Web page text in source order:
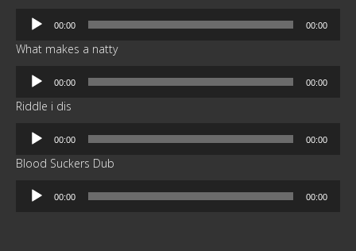
Reproductor
audio
00:00 00:00
What makes a natty
Reproductor
audio
00:00 00:00
Riddle i dis
Reproductor
audio
00:00 00:00
Blood Suckers Dub
Reproductor
00:00 00:00